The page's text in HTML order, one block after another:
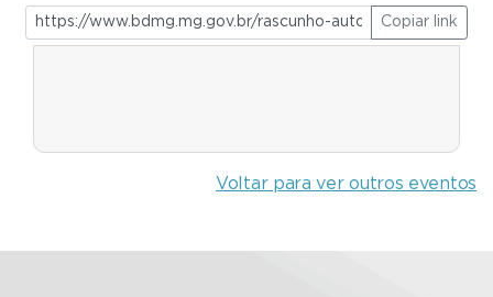
Copiar link
Voltar para ver outros eventos